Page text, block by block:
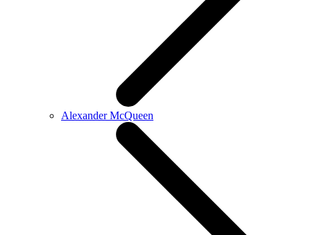
Alexander McQueen